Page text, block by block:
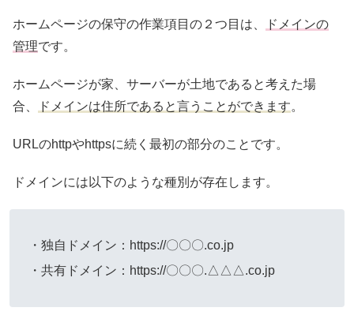
ホームページの保守の作業項目の２つ目は、
ドメインの
管理です。
ホームページが家、サーバーが土地であると考えた場
合、
ドメインは住所であると言うことができます。
URLのhttpやhttpsに続く最初の部分のことです。
ドメインには以下のような種別が存在します。
・独自ドメイン：https://〇〇〇.co.jp
・共有ドメイン：https://〇〇〇.△△△.co.jp